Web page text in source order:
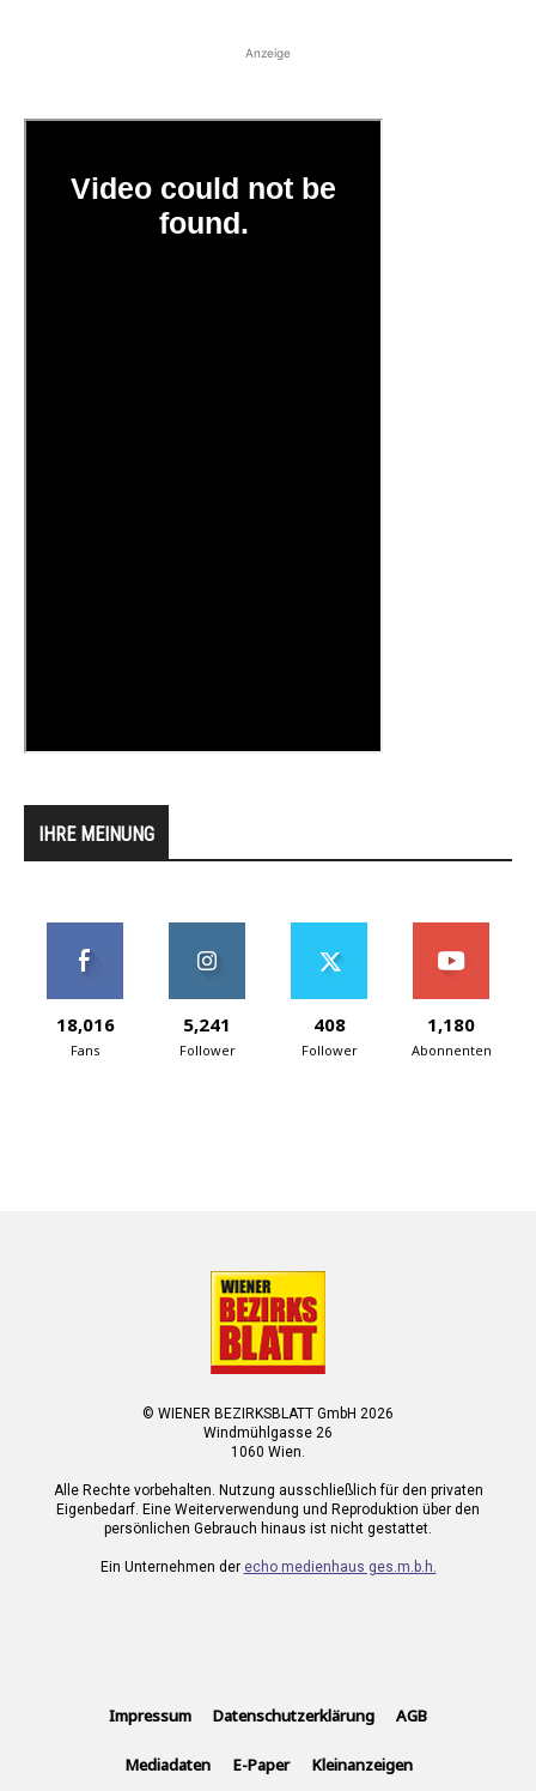
Anzeige
IHRE MEINUNG
18,016
Fans
5,241
Follower
408
Follower
1,180
Abonnenten
© WIENER BEZIRKSBLATT GmbH 2026
Windmühlgasse 26
1060 Wien.
Alle Rechte vorbehalten. Nutzung ausschließlich für den privaten
Eigenbedarf. Eine Weiterverwendung und Reproduktion über den
persönlichen Gebrauch hinaus ist nicht gestattet.
Ein Unternehmen der echo medienhaus ges.m.b.h.
Impressum Datenschutzerklärung AGB
Mediadaten E-Paper Kleinanzeigen